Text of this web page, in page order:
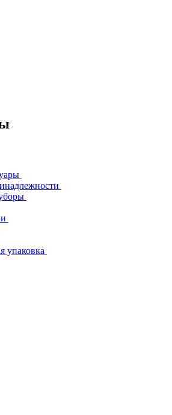
упаковка